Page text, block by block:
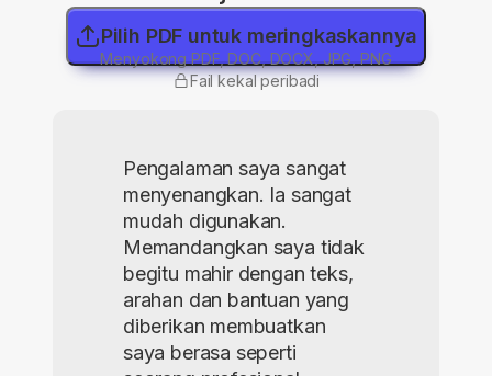
Pilih PDF untuk meringkaskannya
Menyokong PDF, DOC, DOCX, JPG, PNG
Fail kekal peribadi
Pengalaman saya sangat
menyenangkan. Ia sangat
mudah digunakan.
Memandangkan saya tidak
begitu mahir dengan teks,
arahan dan bantuan yang
diberikan membuatkan
saya berasa seperti